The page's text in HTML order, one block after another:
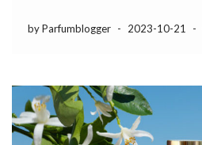
by Parfumblogger - 2023-10-21 -